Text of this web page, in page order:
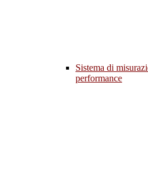
Sistema di
performance